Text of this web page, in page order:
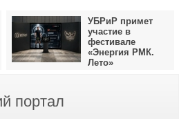
УБРиР примет
участие в
фестивале
«Энергия РМК.
Лето»
портал